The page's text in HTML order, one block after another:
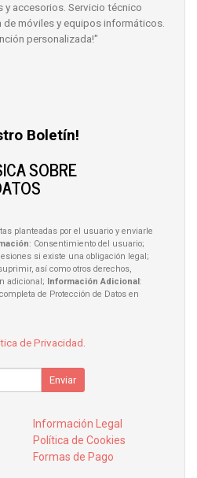
accesorios. Servicio técnico
móviles y equipos informáticos.
personalizada!"
Boletín!
SOBRE
planteadas por el usuario y enviarle
: Consentimiento del usuario;
si existe una obligación legal;
así como otros derechos,
adicional;
Información Adicional :
de Protección de Datos en
de Privacidad
Enviar
Información Legal
Política de Cookies
Formas de Pago